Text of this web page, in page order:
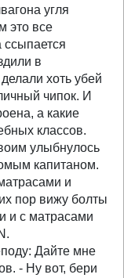
угля
это все
в
хоть убей
чипок. И
а какие
классов.
улыбнулось
капитаном.
и
пор вижу болты
и с матрасами
Дайте мне
- Ну вот, бери